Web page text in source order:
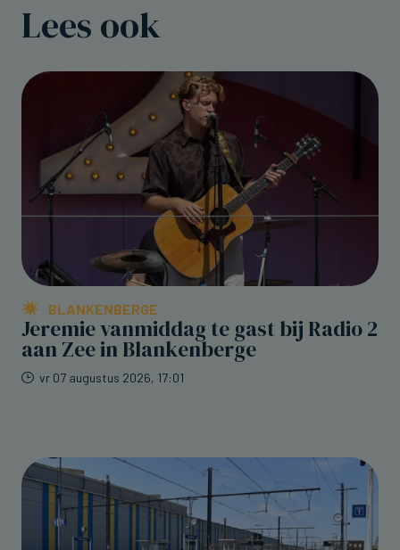
Lees ook
BLANKENBERGE
Jeremie vanmiddag te gast bij Radio 2
aan Zee in Blankenberge
vr 07 augustus 2026, 17:01